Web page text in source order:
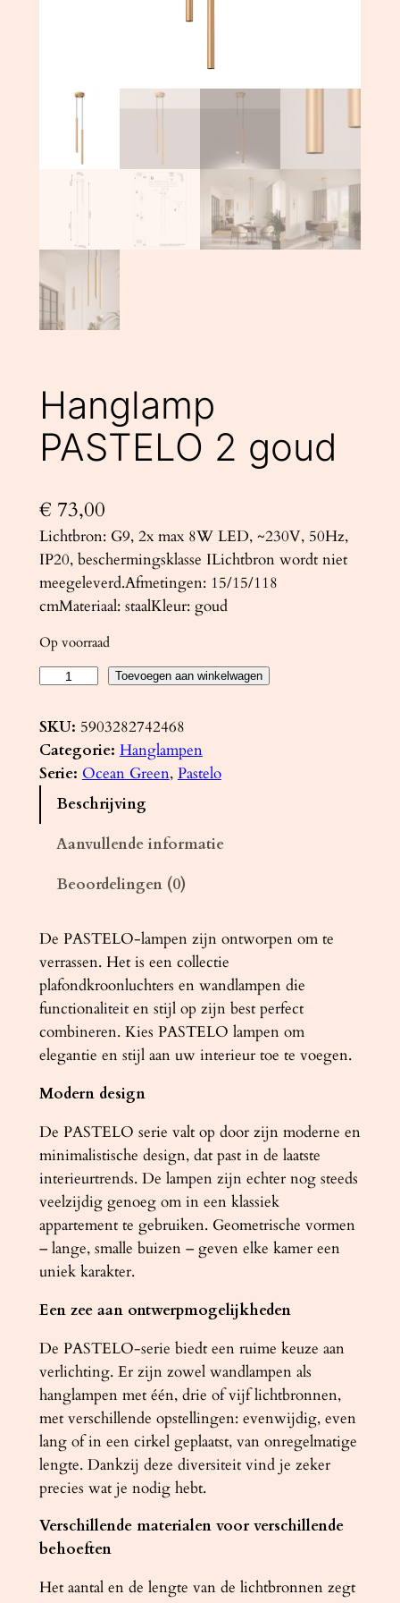
Hanglamp
PASTELO 2 goud
€ 73,00
Lichtbron: G9, 2x max 8W LED, ~230V, 50Hz,
IP20, beschermingsklasse ILichtbron wordt niet
meegeleverd.Afmetingen: 15/15/118
cmMateriaal: staalKleur: goud
Op voorraad
n
g
l
T
E
L
O
2
g
u
a
a
n
t
a
Toevoegen aan winkelwagen
SKU: 5903282742468
Categorie: Hanglampen
Serie: Ocean Green, Pastelo
Beschrijving
Aanvullende informatie
Beoordelingen (0)
De PASTELO-lampen zijn ontworpen om te
verrassen. Het is een collectie
plafondkroonluchters en wandlampen die
functionaliteit en stijl op zijn best perfect
combineren. Kies PASTELO lampen om
elegantie en stijl aan uw interieur toe te voegen.
Modern design
De PASTELO serie valt op door zijn moderne en
minimalistische design, dat past in de laatste
interieurtrends. De lampen zijn echter nog steeds
veelzijdig genoeg om in een klassiek
appartement te gebruiken. Geometrische vormen
– lange, smalle buizen – geven elke kamer een
uniek karakter.
Een zee aan ontwerpmogelijkheden
De PASTELO-serie biedt een ruime keuze aan
verlichting. Er zijn zowel wandlampen als
hanglampen met één, drie of vijf lichtbronnen,
met verschillende opstellingen: evenwijdig, even
lang of in een cirkel geplaatst, van onregelmatige
lengte. Dankzij deze diversiteit vind je zeker
precies wat je nodig hebt.
Verschillende materialen voor verschillende
behoeften
Het aantal en de lengte van de lichtbronnen zegt